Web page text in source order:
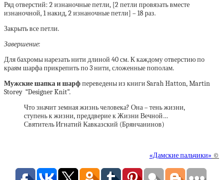
Ряд отверстий: 2 изнаночные петли, [2 петли провязать вместе
изнаночной, 1 накид, 2 изнаночные петли] – 18 раз.
Закрыть все петли.
Завершение:
Для бахромы нарезать нити длиной 40 см. К каждому отверстию по
краям шарфа прикрепить по 3 нити, сложенные пополам.
Мужские шапка и шарфпереведены из книги Sarah Hatton, Martin
Storey “Designer Knit”.
Что значит земная жизнь человека? Она – тень жизни,
ступень к жизни, преддверие к Жизни Вечной…
Святитель Игнатий Кавказский (Брянчанинов)
«Дамские пальчики» ©